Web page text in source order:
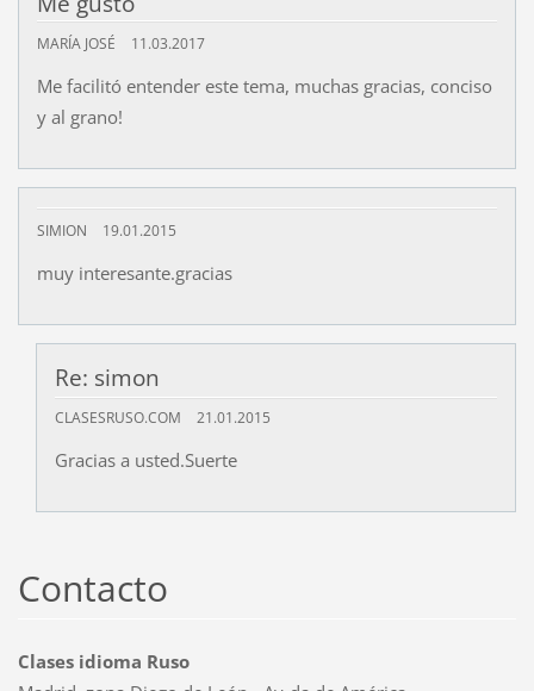
MARÍA JOSÉ 11.03.2017
Me facilitó entender este tema, muchas gracias, conciso
y al grano!
SIMION 19.01.2015
muy interesante.gracias
Re: simon
CLASESRUSO.COM 21.01.2015
Gracias a usted.Suerte
Contacto
Clases idioma Ruso